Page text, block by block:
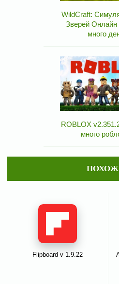
WildCraft:
Зверей
много
ROBLOX
много
Flipboard v 1.9.22